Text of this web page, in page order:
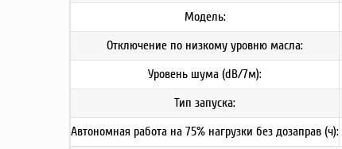
Модель:
Отключение по низкому уровню масла:
Уровень шума (dB/7м):
Тип запуска:
Автономная работа на 75% нагрузки без дозаправ (ч):